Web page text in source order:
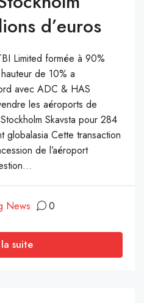
d’euros
Limited formée à 90%
de 10% a
avec ADC & HAS
les aéroports de
Skavsta pour 284
globalasia Cette transaction
de l’aéroport
News 0
suite